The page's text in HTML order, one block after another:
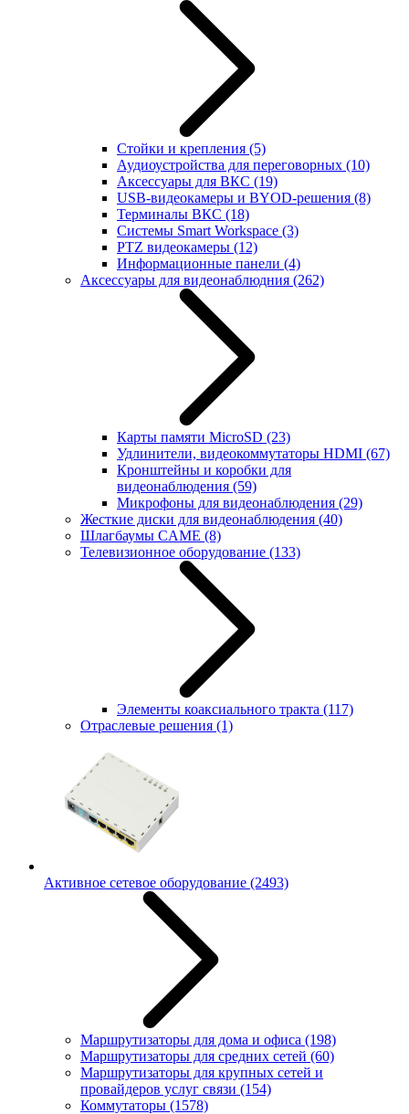
Стойки и крепления (5)
Аудиоустройства для переговорных (10)
Аксессуары для ВКС (19)
USB-видеокамеры и BYOD-решения (8)
Терминалы ВКС (18)
Системы Smart Workspace (3)
PTZ видеокамеры (12)
Информационные панели (4)
Аксессуары для видеонаблюдния (262)
Карты памяти MicroSD (23)
Удлинители, видеокоммутаторы HDMI (67)
Кронштейны и коробки для
видеонаблюдения (59)
Микрофоны для видеонаблюдения (29)
Жесткие диски для видеонаблюдения (40)
Шлагбаумы CAME (8)
Телевизионное оборудование (133)
Элементы коаксиального тракта (117)
Отраслевые решения (1)
Активное сетевое оборудование (2493)
Маршрутизаторы для дома и офиса (198)
Маршрутизаторы для средних сетей (60)
Маршрутизаторы для крупных сетей и
провайдеров услуг связи (154)
Коммутаторы (1578)